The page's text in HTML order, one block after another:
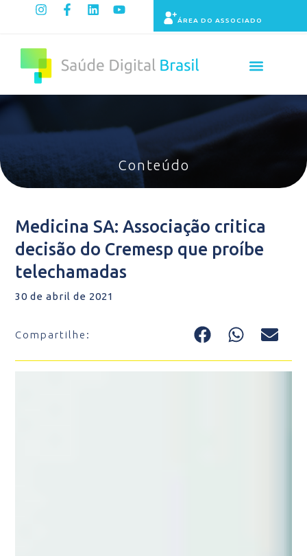
ÁREA DO ASSOCIADO
Conteúdo
Medicina SA: Associação critica
decisão do Cremesp que proíbe
telechamadas
30 de abril de 2021
Compartilhe: